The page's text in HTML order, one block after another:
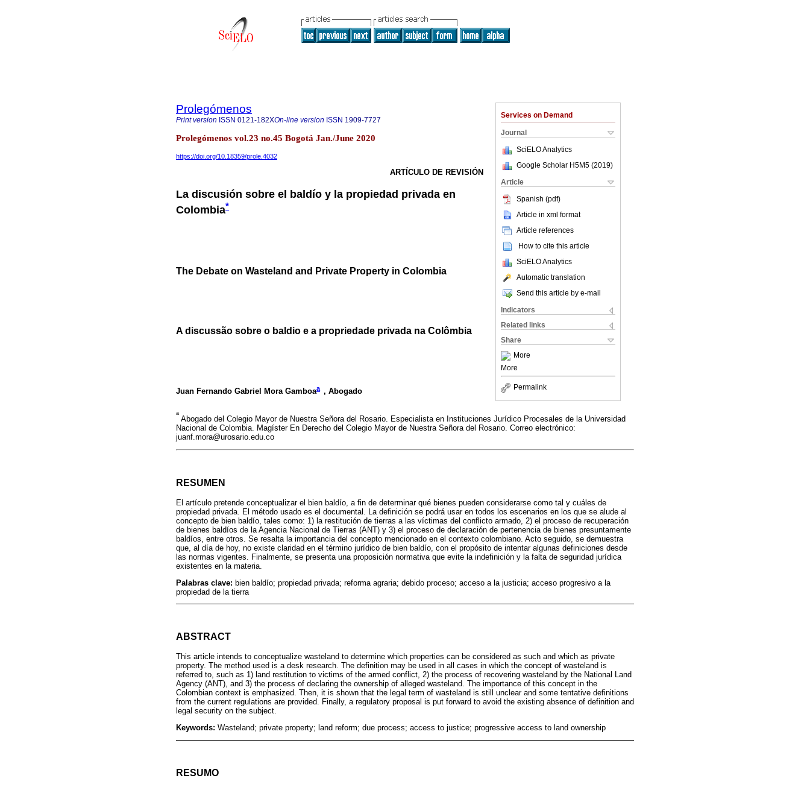
Services on Demand
Journal
SciELO Analytics
Google Scholar H5M5 (2019)
Article
Spanish (pdf)
Article in xml format
Article references
How to cite this article
SciELO Analytics
Automatic translation
Send this article by e-mail
Indicators
Related links
Share
More
More
Permalink
Prolegómenos
Print version ISSN 0121-182XOn-line version ISSN 1909-7727
Prolegómenos vol.23 no.45 Bogotá Jan./June 2020
https://doi.org/10.18359/prole.4032
ARTÍCULO DE REVISIÓN
La discusión sobre el baldío y la propiedad privada en
Colombia*
The Debate on Wasteland and Private Property in Colombia
A discussão sobre o baldio e a propriedade privada na Colômbia
Juan Fernando Gabriel Mora Gamboaa , Abogado
a
Abogado del Colegio Mayor de Nuestra Señora del Rosario. Especialista en Instituciones Jurídico Procesales de la Universidad
Nacional de Colombia. Magíster En Derecho del Colegio Mayor de Nuestra Señora del Rosario. Correo electrónico:
juanf.mora@urosario.edu.co
RESUMEN
El artículo pretende conceptualizar el bien baldío, a fin de determinar qué bienes pueden considerarse como tal y cuáles de
propiedad privada. El método usado es el documental. La definición se podrá usar en todos los escenarios en los que se alude al
concepto de bien baldío, tales como: 1) la restitución de tierras a las víctimas del conflicto armado, 2) el proceso de recuperación
de bienes baldíos de la Agencia Nacional de Tierras (ANT) y 3) el proceso de declaración de pertenencia de bienes presuntamente
baldíos, entre otros. Se resalta la importancia del concepto mencionado en el contexto colombiano. Acto seguido, se demuestra
que, al día de hoy, no existe claridad en el término jurídico de bien baldío, con el propósito de intentar algunas definiciones desde
las normas vigentes. Finalmente, se presenta una proposición normativa que evite la indefinición y la falta de seguridad jurídica
existentes en la materia.
Palabras clave: bien baldío; propiedad privada; reforma agraria; debido proceso; acceso a la justicia; acceso progresivo a la
propiedad de la tierra
ABSTRACT
This article intends to conceptualize wasteland to determine which properties can be considered as such and which as private
property. The method used is a desk research. The definition may be used in all cases in which the concept of wasteland is
referred to, such as 1) land restitution to victims of the armed conflict, 2) the process of recovering wasteland by the National Land
Agency (ANT), and 3) the process of declaring the ownership of alleged wasteland. The importance of this concept in the
Colombian context is emphasized. Then, it is shown that the legal term of wasteland is still unclear and some tentative definitions
from the current regulations are provided. Finally, a regulatory proposal is put forward to avoid the existing absence of definition and
legal security on the subject.
Keywords: Wasteland; private property; land reform; due process; access to justice; progressive access to land ownership
RESUMO